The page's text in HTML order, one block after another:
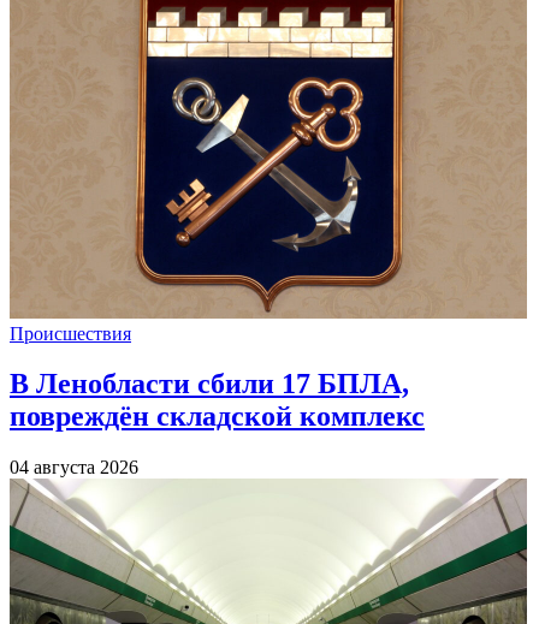
Происшествия
В Ленобласти сбили 17 БПЛА,
повреждён складской комплекс
04 августа 2026